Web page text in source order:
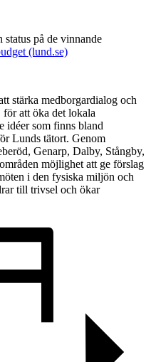
status på de vinnande
(lund.se)
stärka medborgardialog och
att öka det lokala
idéer som finns bland
Lunds tätort. Genom
Genarp, Dalby, Stångby,
möjlighet att ge förslag
i den fysiska miljön och
till trivsel och ökar